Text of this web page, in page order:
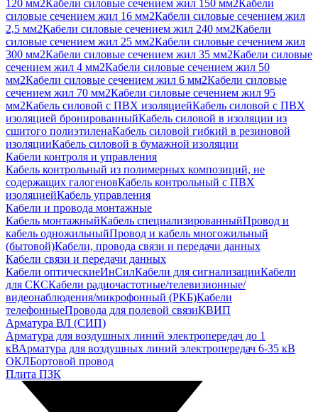
120 мм2Кабели силовые сечением жил 150 мм2Кабели
силовые сечением жил 16 мм2Кабели силовые сечением жил
2,5 мм2Кабели силовые сечением жил 240 мм2Кабели
силовые сечением жил 25 мм2Кабели силовые сечением жил
300 мм2Кабели силовые сечением жил 35 мм2Кабели силовые
сечением жил 4 мм2Кабели силовые сечением жил 50
мм2Кабели силовые сечением жил 6 мм2Кабели силовые
сечением жил 70 мм2Кабели силовые сечением жил 95
мм2Кабель силовой с ПВХ изоляциейКабель силовой с ПВХ
изоляцией бронированныйКабель силовой в изоляции из
сшитого полиэтиленаКабель силовой гибкий в резиновой
изоляцииКабель силовой в бумажной изоляции
Кабели контроля и управления
Кабель контрольный из полимерных композиций, не
содержащих галогеновКабель контрольный с ПВХ
изоляциейКабель управления
Кабели и провода монтажные
Кабель монтажныйКабель специализированныйПровод и
кабель одножильныйПровод и кабель многожильный
(бытовой)Кабели, провода связи и передачи данных
Кабели связи и передачи данных
Кабели оптическиеИнСилКабели для сигнализацииКабели
для СКСКабели радиочастотные/телевизионные/
видеонаблюдения/микрофонный (РКБ)Кабели
телефонныеПровода для полевой связиКВИП
Арматура ВЛ (СИП)
Арматура для воздушных линий электропередач до 1
кВАрматура для воздушных линий электропередач 6-35 кВ
ОКЛБортовой провод
Плита ПЗК